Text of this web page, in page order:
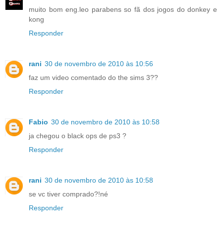
muito bom eng.leo parabens so fã dos jogos do donkey e
kong
Responder
rani 30 de novembro de 2010 às 10:56
faz um video comentado do the sims 3??
Responder
Fabio 30 de novembro de 2010 às 10:58
ja chegou o black ops de ps3 ?
Responder
rani 30 de novembro de 2010 às 10:58
se vc tiver comprado?!né
Responder